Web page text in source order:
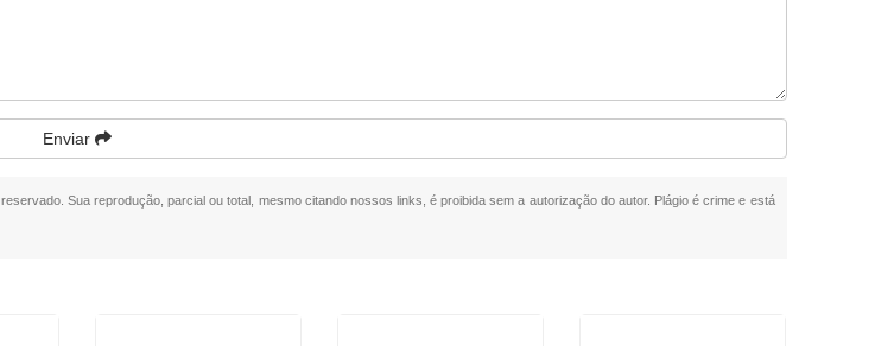
Enviar
Sua reprodução, parcial ou total, mesmo citando nossos links, é proibida sem a autorização do autor. Plágio é crime e está